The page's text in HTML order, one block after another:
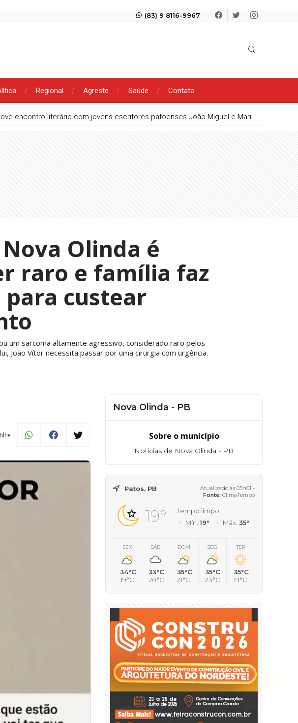
(83) 9 8116-9967
Regional Agreste Saúde Contato
encontro literário com jovens escritores patoenses João Miguel e Maria Clara
Olinda é
raro e família faz
custear
um sarcoma altamente agressivo, considerado raro pelos
João Vítor necessita passar por uma cirurgia com urgência.
Nova Olinda - PB
Sobre o município
Notícias de Nova Olinda - PB
Patos, PB
Atualizado às 05h01 -
Fonte: ClimaTempo
19°
Tempo limpo
Mín. 19° Máx. 35°
SEX
34°C
19°C
SÁB
33°C
20°C
DOM
35°C
21°C
SEG
35°C
23°C
TER
35°C
19°C